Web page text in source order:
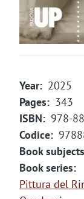
m
e
n
t
o
Year
2025
Pages
343
ISBN
978-
Codice
Book subjects
Book series
Pittura del